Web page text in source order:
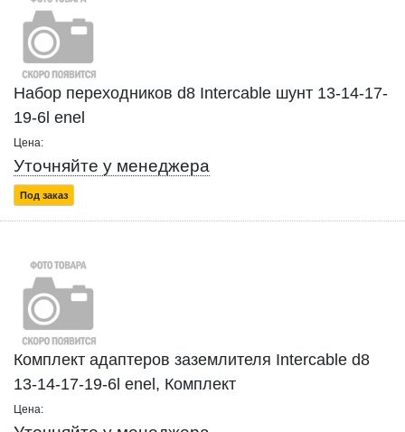
Набор переходников d8 Intercable шунт 13-14-17-
19-6l enel
Цена:
Уточняйте у менеджера
Под заказ
Комплект адаптеров заземлителя Intercable d8
13-14-17-19-6l enel, Комплект
Цена: